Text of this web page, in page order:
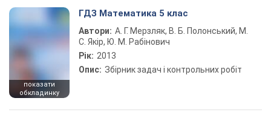
показати
обкладинку
ГДЗ Математика 5 клас
Автори: А. Г. Мерзляк, В. Б. Полонський, М.
С. Якір, Ю. М. Рабінович
Рік: 2013
Опис: Збірник задач і контрольних робіт